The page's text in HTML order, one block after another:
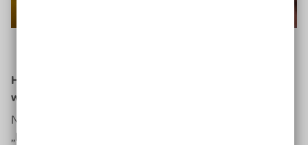
Haben Sie Beispiele dafür, wie Texte verständlicher
werden?
Nutzen Sie den Verbalstil: „Gäste begrüßen“ statt
„Begrüßung der Gäste“ oder „miteinander sprechen“